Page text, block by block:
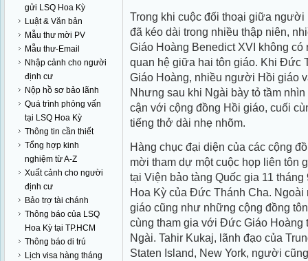
gửi LSQ Hoa Kỳ
Luật & Văn bản
Mẫu thư mời PV
Mẫu thư-Email
Nhập cảnh cho người
định cư
Nộp hồ sơ bảo lãnh
Quá trình phỏng vấn
tại LSQ Hoa Kỳ
Thông tin cần thiết
Tổng hợp kinh
nghiệm từ A-Z
Xuất cảnh cho người
định cư
Bảo trợ tài chánh
Thông báo của LSQ
Hoa Kỳ tại TP.HCM
Thông báo di trú
Lịch visa hàng tháng
Trong khi cuộc đối thoại giữa
đã kéo dài trong nhiều thập niên,
Giáo Hoàng Benedict XVI không
quan hệ giữa hai tôn giáo. Khi Đức
Giáo Hoàng, nhiều người Hồi giáo
Nhưng sau khi Ngài bày tỏ tầm
cận với cộng đồng Hồi giáo, cuối
tiếng thở dài nhẹ nhõm.
Hàng chục đại diện của các cộng
mời tham dự một cuộc họp liên tôn
tại Viện bảo tàng Quốc gia 11
Hoa Kỳ của Đức Thánh Cha. Ngoài
giáo cũng như những cộng đồng
cùng tham gia với Đức Giáo Hoàng
Ngài. Tahir Kukaj, lãnh đạo của
Staten Island, New York, người